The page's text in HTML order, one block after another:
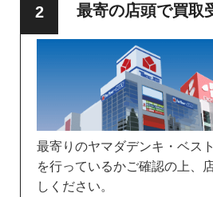
最寄の店頭で買取
最寄りのヤマダデンキ・ベス
を行っているかご確認の上、
しください。